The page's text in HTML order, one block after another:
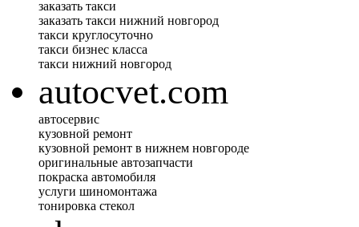
заказать такси
заказать такси нижний новгород
такси круглосуточно
такси бизнес класса
такси нижний новгород
autocvet.com
автосервис
кузовной ремонт
кузовной ремонт в нижнем новгороде
оригинальные автозапчасти
покраска автомобиля
услуги шиномонтажа
тонировка стекол